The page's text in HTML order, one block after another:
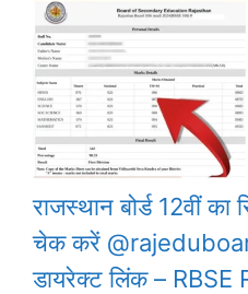
राजस्थान बोर्ड 12वीं
चेक करें
डायरेक्ट लिंक –